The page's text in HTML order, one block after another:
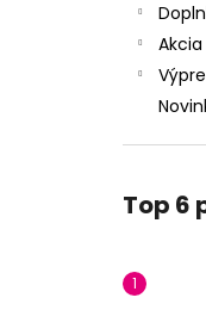
Akcia
Top 6